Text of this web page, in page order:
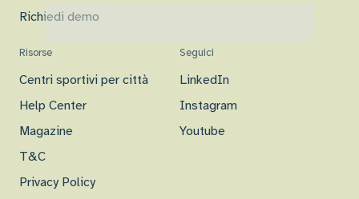
Richiedi demo
Risorse
Centri sportivi per città
Help Center
Magazine
T&C
Privacy Policy
Seguici
LinkedIn
Instagram
Youtube